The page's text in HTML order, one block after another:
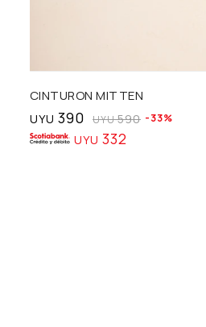
CINTURON MITTEN
UYU 390 UYU 590 33
UYU 332